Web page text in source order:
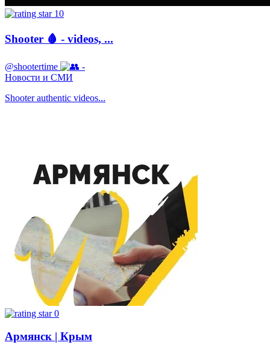
10
Shooter 🩸 - videos, ...
@shootertime
-
Новости и СМИ
Shooter authentic videos...
0
Армянск | Крым